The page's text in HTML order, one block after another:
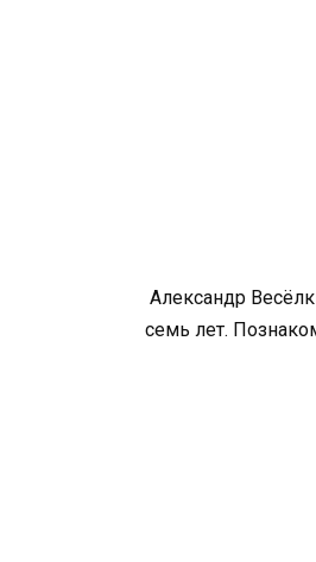
Александр
семь лет.